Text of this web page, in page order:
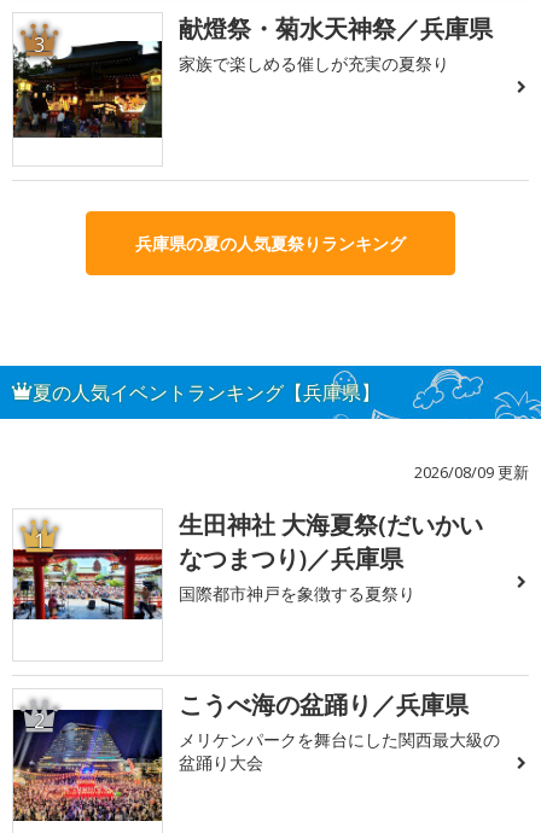
3 献燈祭・菊水天神祭／兵庫県
家族で楽しめる催しが充実の夏祭り
兵庫県の夏の人気夏祭りランキング
夏の人気イベントランキング【兵庫県】
2026/08/09 更新
1
生田神社 大海夏祭(だいかい
なつまつり)／兵庫県
国際都市神戸を象徴する夏祭り
2 こうべ海の盆踊り／兵庫県
メリケンパークを舞台にした関西最大級の
盆踊り大会